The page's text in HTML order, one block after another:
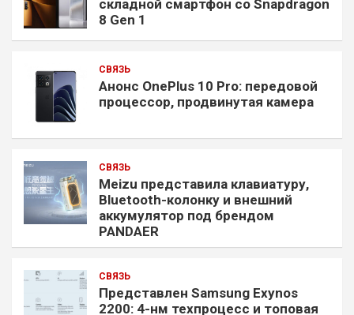
складной смартфон со Snapdragon
8 Gen 1
СВЯЗЬ
Анонс OnePlus 10 Pro: передовой
процессор, продвинутая камера
СВЯЗЬ
Meizu представила клавиатуру,
Bluetooth-колонку и внешний
аккумулятор под брендом
PANDAER
СВЯЗЬ
Представлен Samsung Exynos
2200: 4-нм техпроцесс и топовая